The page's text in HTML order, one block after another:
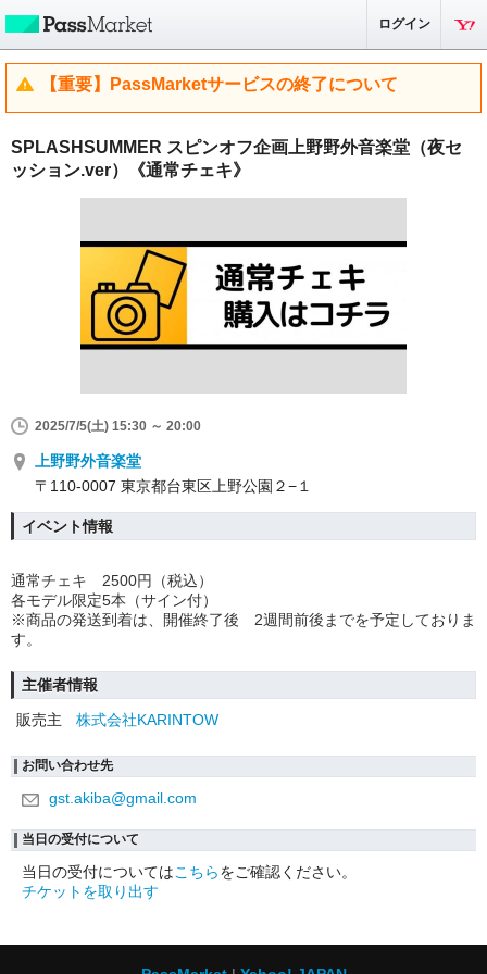
ログイン
【重要】PassMarketサービスの終了について
SPLASHSUMMER スピンオフ企画上野野外音楽堂（夜セ
ッション.ver）《通常チェキ》
2025/7/5(土) 15:30 ～ 20:00
上野野外音楽堂
〒110-0007 東京都台東区上野公園２−１
イベント情報
通常チェキ 2500円（税込）
各モデル限定5本（サイン付）
※商品の発送到着は、開催終了後 2週間前後までを予定しておりま
す。
主催者情報
販売主
株式会社KARINTOW
お問い合わせ先
gst.akiba@gmail.com
当日の受付について
当日の受付についてはこちらをご確認ください。
チケットを取り出す